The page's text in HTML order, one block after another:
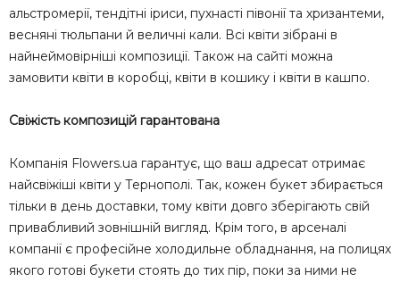
альстромерії, тендітні іриси, пухнасті півонії та хризантеми,
весняні тюльпани й величні кали. Всі квіти зібрані в
найнеймовірніші композиції. Також на сайті можна
замовити квіти в коробці, квіти в кошику і квіти в кашпо.
Свіжість композицій гарантована
Компанія Flowers.ua гарантує, що ваш адресат отримає
найсвіжіші квіти у Тернополі. Так, кожен букет збирається
тільки в день доставки, тому квіти довго зберігають свій
привабливий зовнішній вигляд. Крім того, в арсеналі
компанії є професійне холодильне обладнання, на полицях
якого готові букети стоять до тих пір, поки за ними не